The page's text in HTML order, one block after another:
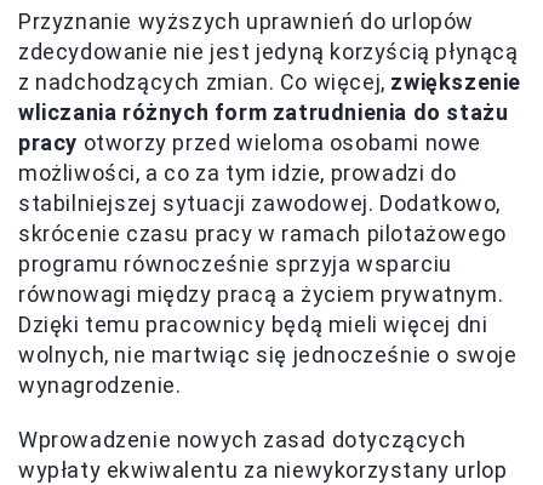
Przyznanie wyższych uprawnień do urlopów
zdecydowanie nie jest jedyną korzyścią płynącą
z nadchodzących zmian. Co więcej, zwiększenie
wliczania różnych form zatrudnienia do stażu
pracy otworzy przed wieloma osobami nowe
możliwości, a co za tym idzie, prowadzi do
stabilniejszej sytuacji zawodowej. Dodatkowo,
skrócenie czasu pracy w ramach pilotażowego
programu równocześnie sprzyja wsparciu
równowagi między pracą a życiem prywatnym.
Dzięki temu pracownicy będą mieli więcej dni
wolnych, nie martwiąc się jednocześnie o swoje
wynagrodzenie.
Wprowadzenie nowych zasad dotyczących
wypłaty ekwiwalentu za niewykorzystany urlop